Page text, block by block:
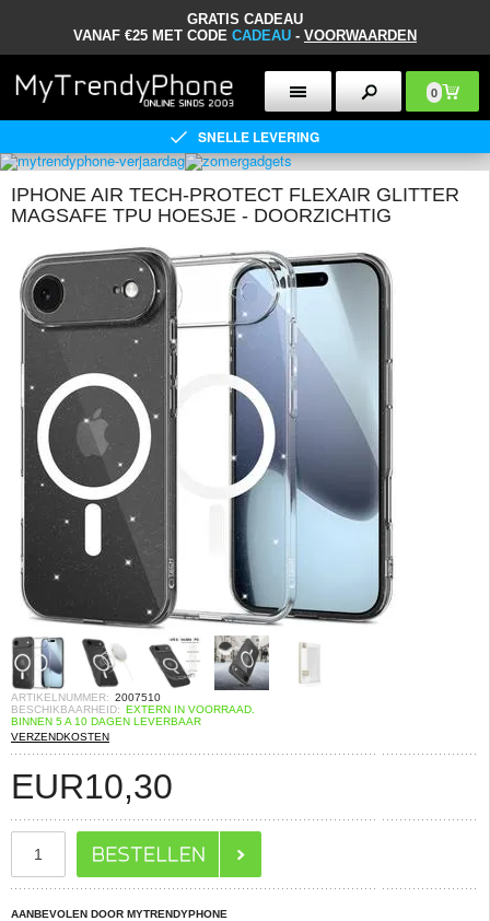
GRATIS CADEAU
VANAF €25 MET CODE CADEAU - VOORWAARDEN
0
SNELLE LEVERING
IPHONE AIR TECH-PROTECT FLEXAIR GLITTER
MAGSAFE TPU HOESJE - DOORZICHTIG
ARTIKELNUMMER: 2007510
BESCHIKBAARHEID: EXTERN IN VOORRAAD.
BINNEN 5 A 10 DAGEN LEVERBAAR
VERZENDKOSTEN
EUR10,30
AANBEVOLEN DOOR MYTRENDYPHONE